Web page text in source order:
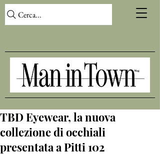
Cerca...
TBD Eyewear, la nuova
collezione di occhiali
presentata a Pitti 102